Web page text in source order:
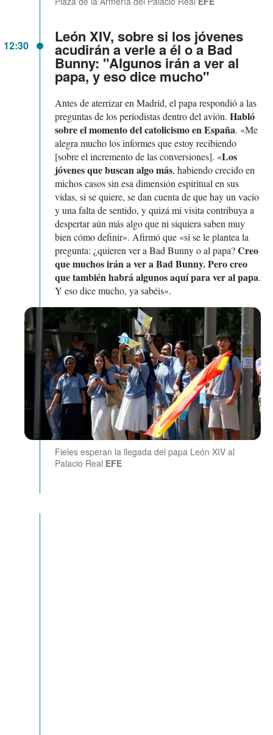
12:30 León XIV, sobre si los jóvenes
acudirán a verle a él o a Bad
Bunny: "Algunos irán a ver al
papa, y eso dice mucho"
Antes de aterrizar en Madrid, el papa respondió a las
preguntas de los periodistas dentro del avión. Habló
sobre el momento del catolicismo en España. «Me
alegra mucho los informes que estoy recibiendo
[sobre el incremento de las conversiones]. «Los
jóvenes que buscan algo más, habiendo crecido en
michos casos sin esa dimensión espiritual en sus
vidas, si se quiere, se dan cuenta de que hay un vacío
y una falta de sentido, y quizá mi visita contribuya a
despertar aún más algo que ni siquiera saben muy
bien cómo definir». Afirmó que «si se le plantea la
pregunta: ¿quieren ver a Bad Bunny o al papa?Creo
que muchos irán a ver a Bad Bunny. Pero creo
que también habrá algunos aquí para ver al papa.
Y eso dice mucho, ya sabéis».
Fieles esperan la llegada del papa León XIV al
Palacio Real EFE